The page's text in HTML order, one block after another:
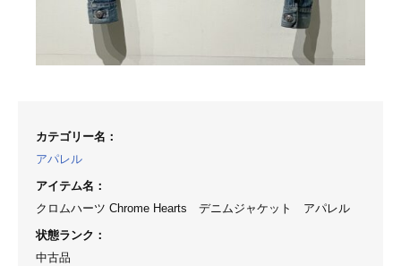
カテゴリー名 ：
アパレル
アイテム名 ：
クロムハーツ Chrome Hearts デニムジャケット アパレル
状態ランク ：
中古品